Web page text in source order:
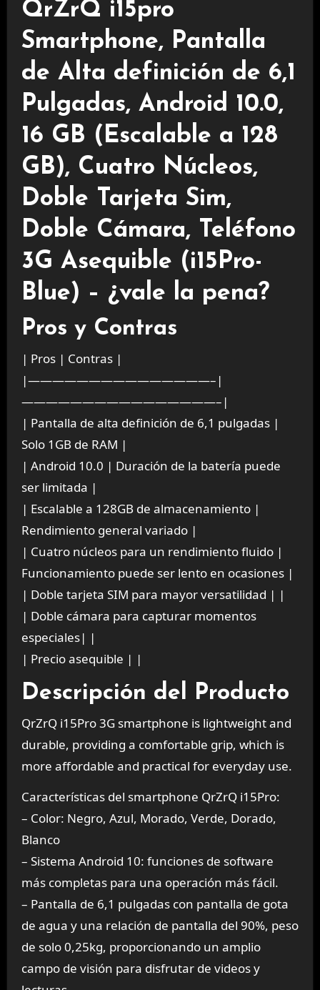
QrZrQ i15pro
Smartphone, Pantalla
de Alta definición de 6,1
Pulgadas, Android 10.0,
16 GB (Escalable a 128
GB), Cuatro Núcleos,
Doble Tarjeta Sim,
Doble Cámara, Teléfono
3G Asequible (i15Pro-
Blue) – ¿vale la pena?
Pros y Contras
| Pros | Contras |
|———————————————–|
————————————————–|
| Pantalla de alta definición de 6,1 pulgadas |
Solo 1GB de RAM |
| Android 10.0 | Duración de la batería puede
ser limitada |
| Escalable a 128GB de almacenamiento |
Rendimiento general variado |
| Cuatro núcleos para un rendimiento fluido |
Funcionamiento puede ser lento en ocasiones |
| Doble tarjeta SIM para mayor versatilidad | |
| Doble cámara para capturar momentos
especiales| |
| Precio asequible | |
Descripción del Producto
QrZrQ i15Pro 3G smartphone is lightweight and
durable, providing a comfortable grip, which is
more affordable and practical for everyday use.
Características del smartphone QrZrQ i15Pro:
– Color: Negro, Azul, Morado, Verde, Dorado,
Blanco
– Sistema Android 10: funciones de software
más completas para una operación más fácil.
– Pantalla de 6,1 pulgadas con pantalla de gota
de agua y una relación de pantalla del 90%, peso
de solo 0,25kg, proporcionando un amplio
campo de visión para disfrutar de videos y